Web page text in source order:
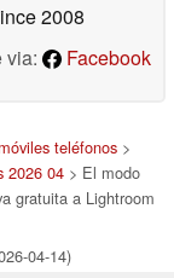
2008
via:
Facebook
teléfonos >
2026 04 > El modo
gratuita a Lightroom
04-14)